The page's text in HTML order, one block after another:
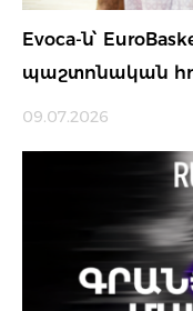
Evoca-ն՝
պաշտոնական
09.07.2026